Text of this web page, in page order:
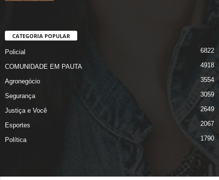
CATEGORIA POPULAR
Policial 6822
COMUNIDADE EM PAUTA 4918
Agronegócio 3554
Segurança 3059
Justiça e Você 2649
Esportes 2067
Política 1790